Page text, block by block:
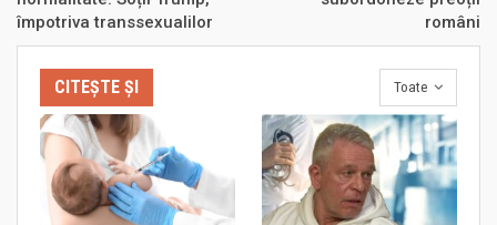
împotriva transsexualilor
români
Toate
CITEȘTE ȘI